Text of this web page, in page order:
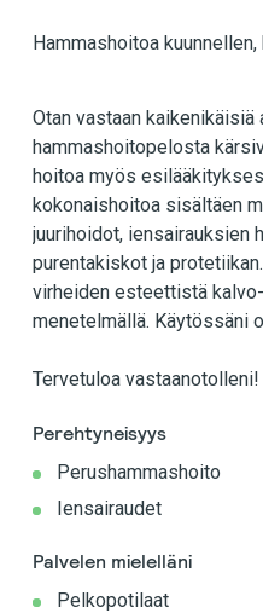
Hammashoitoa
Otan vastaan
hammashoitopelosta
hoitoa myös
kokonaishoitoa sisältäen
juurihoidot, iensairauksien
purentakiskot ja
virheiden esteettistä
menetelmällä. Käytössäni
Tervetuloa vastaanotolleni!
Perehtyneisyys
Perushammashoito
Iensairaudet
Palvelen mielelläni
Pelkopotilaat